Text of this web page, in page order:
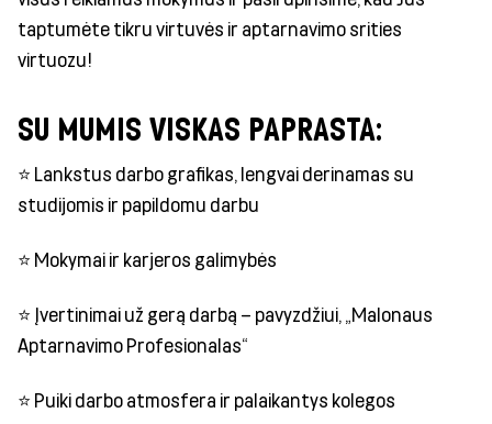
taptumėte tikru virtuvės ir aptarnavimo srities
virtuozu!
SU MUMIS VISKAS PAPRASTA:
⭐ Lankstus darbo grafikas, lengvai derinamas su
studijomis ir papildomu darbu
⭐ Mokymai ir karjeros galimybės
⭐ Įvertinimai už gerą darbą – pavyzdžiui, „Malonaus
Aptarnavimo Profesionalas“
⭐ Puiki darbo atmosfera ir palaikantys kolegos